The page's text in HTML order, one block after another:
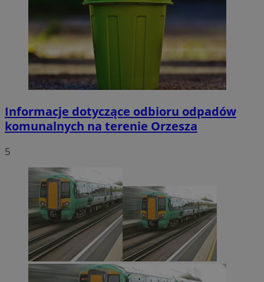
Informacje dotyczące odbioru odpadów
komunalnych na terenie Orzesza
5